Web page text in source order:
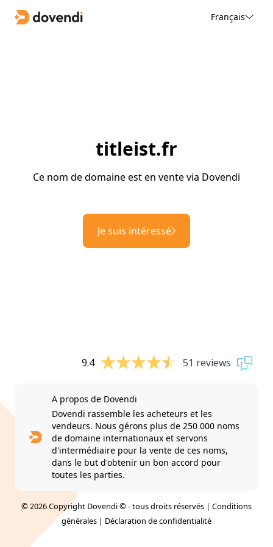
Français
titleist.fr
Ce nom de domaine est en vente via Dovendi
Je suis intéressé
9.4 51 reviews
A propos de Dovendi
Dovendi rassemble les acheteurs et les
vendeurs. Nous gérons plus de 250 000 noms
de domaine internationaux et servons
d'intermédiaire pour la vente de ces noms,
dans le but d'obtenir un bon accord pour
toutes les parties.
© 2026 Copyright Dovendi © - tous droits réservés | Conditions
générales | Déclaration de confidentialité